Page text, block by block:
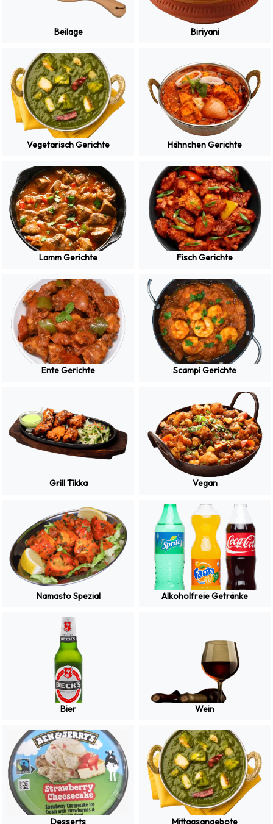
Beilage Biriyani
Vegetarisch Gerichte Hähnchen Gerichte
Lamm Gerichte Fisch Gerichte
Ente Gerichte Scampi Gerichte
Grill Tikka Vegan
Namasto Spezial Alkoholfreie Getränke
Bier Wein
Desserts Mittagsangebote